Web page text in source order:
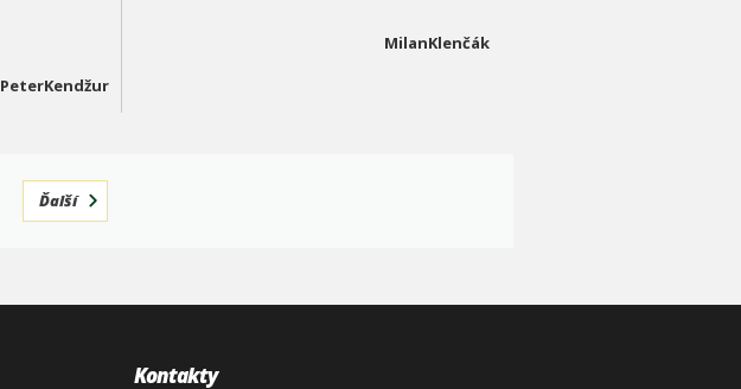
PeterKendžur
MilanKlenčák
Ďalší
Kontakty